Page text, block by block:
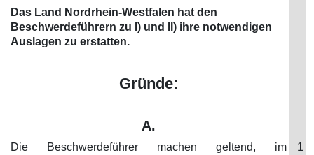
Das Land Nordrhein-Westfalen hat den
Beschwerdeführern zu I) und II) ihre notwendigen
Auslagen zu erstatten.
Gründe:
A.
Die Beschwerdeführer machen geltend, im
1